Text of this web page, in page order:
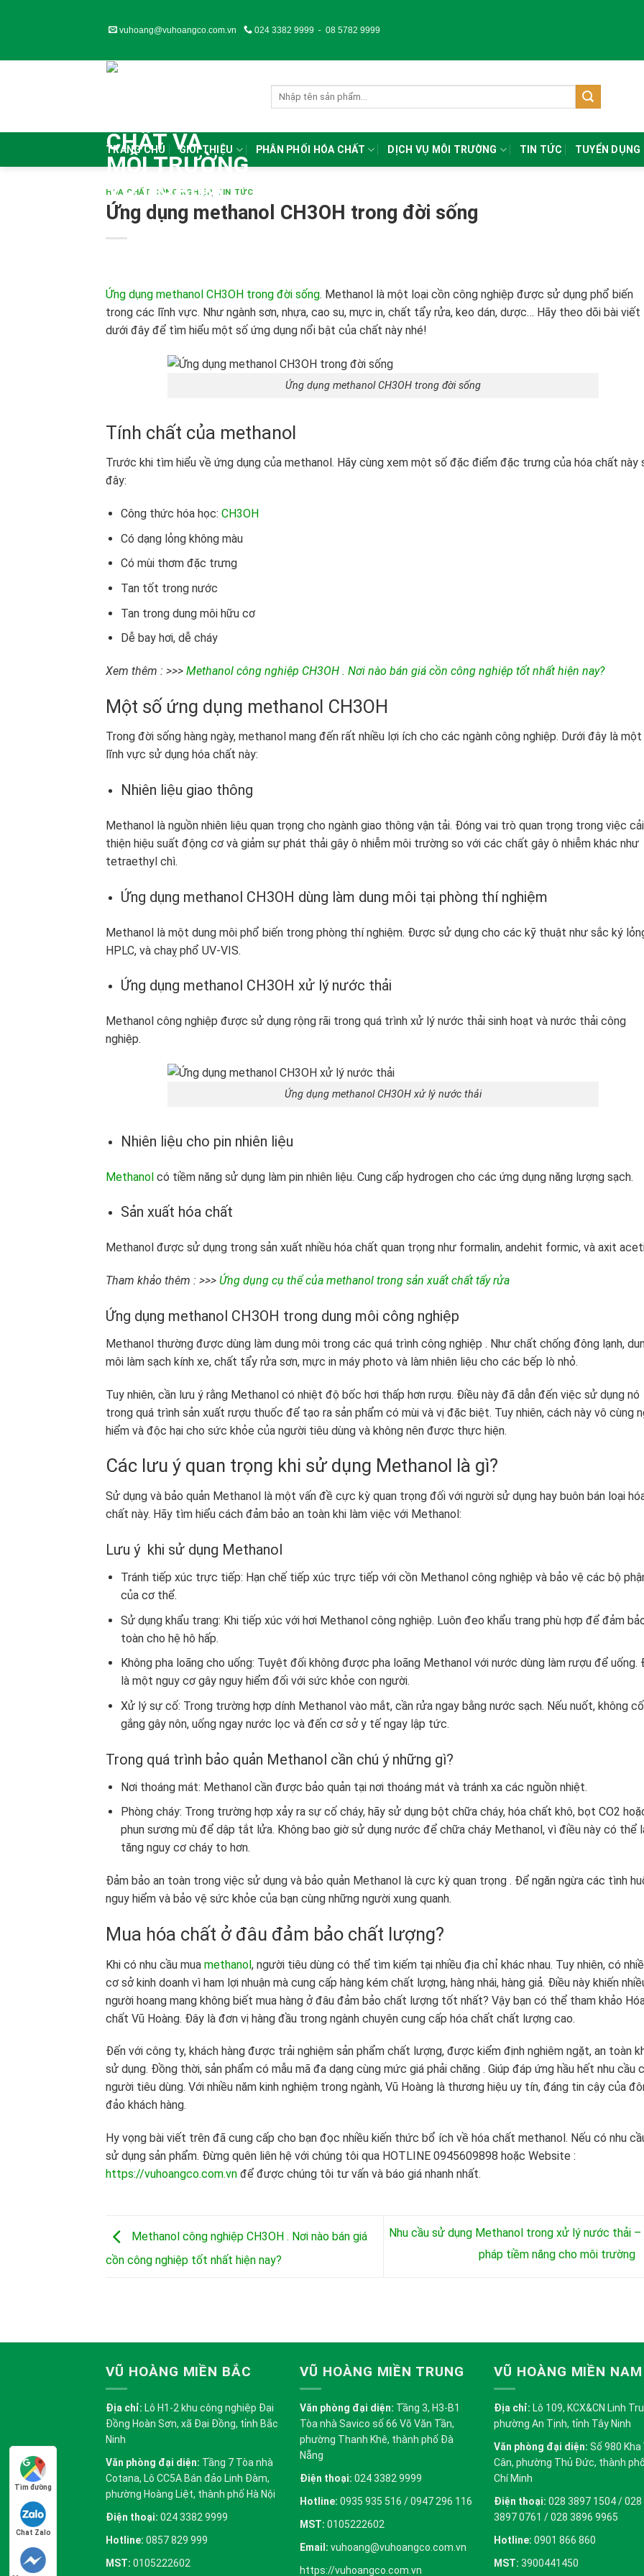
vuhoang@vuhoangco.com.vn 024 3382 9999 - 08 5782 9999
TRANG CHỦ GIỚI THIỆU PHÂN PHỐI HÓA CHẤT DỊCH VỤ MÔI TRƯỜNG TIN TỨC TUYỂN DỤNG
HÓA CHẤT CÔNG NGHIỆP, TIN TỨC
Ứng dụng methanol CH3OH trong đời sống
Ứng dụng methanol CH3OH trong đời sống. Methanol là một loại cồn công nghiệp được sử dụng phổ biến
trong các lĩnh vực. Như ngành sơn, nhựa, cao su, mực in, chất tẩy rửa, keo dán, dược… Hãy theo dõi bài viết
dưới đây để tìm hiểu một số ứng dụng nổi bật của chất này nhé!
Ứng dụng methanol CH3OH trong đời sống
Tính chất của methanol
Trước khi tìm hiểu về ứng dụng của methanol. Hãy cùng xem một số đặc điểm đặc trưng của hóa chất này
đây:
Công thức hóa học: CH3OH
Có dạng lỏng không màu
Có mùi thơm đặc trưng
Tan tốt trong nước
Tan trong dung môi hữu cơ
Dễ bay hơi, dễ cháy
Xem thêm : >>> Methanol công nghiệp CH3OH . Nơi nào bán giá cồn công nghiệp tốt nhất hiện nay?
Một số ứng dụng methanol CH3OH
Trong đời sống hàng ngày, methanol mang đến rất nhiều lợi ích cho các ngành công nghiệp. Dưới đây là một
lĩnh vực sử dụng hóa chất này:
Nhiên liệu giao thông
Methanol là nguồn nhiên liệu quan trọng cho ngành giao thông vận tải. Đóng vai trò quan trọng trong việc cải
thiện hiệu suất động cơ và giảm sự phát thải gây ô nhiễm môi trường so với các chất gây ô nhiễm khác như
tetraethyl chì.
Ứng dụng methanol CH3OH dùng làm dung môi tại phòng thí nghiệm
Methanol là một dung môi phổ biến trong phòng thí nghiệm. Được sử dụng cho các kỹ thuật như sắc ký
HPLC, và chaỵ phổ UV-VIS.
Ứng dụng methanol CH3OH xử lý nước thải
Methanol công nghiệp được sử dụng rộng rãi trong quá trình xử lý nước thải sinh hoạt và nước thải công
nghiệp.
Ứng dụng methanol CH3OH xử lý nước thải
Nhiên liệu cho pin nhiên liệu
Methanol có tiềm năng sử dụng làm pin nhiên liệu. Cung cấp hydrogen cho các ứng dụng năng lượng sạch.
Sản xuất hóa chất
Methanol được sử dụng trong sản xuất nhiều hóa chất quan trọng như formalin, andehit formic, và axit
Tham khảo thêm : >>> Ứng dụng cụ thể của methanol trong sản xuất chất tẩy rửa
Ứng dụng methanol CH3OH trong dung môi công nghiệp
Methanol thường được dùng làm dung môi trong các quá trình công nghiệp . Như chất chống đông lạnh,
môi làm sạch kính xe, chất tẩy rửa sơn, mực in máy photo và làm nhiên liệu cho các bếp lò nhỏ.
Tuy nhiên, cần lưu ý rằng Methanol có nhiệt độ bốc hơi thấp hơn rượu. Điều này đã dẫn đến việc sử dụng nó
trong quá trình sản xuất rượu thuốc để tạo ra sản phẩm có mùi và vị đặc biệt. Tuy nhiên, cách này vô cùng
hiểm và độc hại cho sức khỏe của người tiêu dùng và không nên được thực hiện.
Các lưu ý quan trọng khi sử dụng Methanol là gì?
Sử dụng và bảo quản Methanol là một vấn đề cực kỳ quan trọng đối với người sử dụng hay buôn bán loại
chất này. Hãy tìm hiểu cách đảm bảo an toàn khi làm việc với Methanol:
Lưu ý khi sử dụng Methanol
Tránh tiếp xúc trực tiếp: Hạn chế tiếp xúc trực tiếp với cồn Methanol công nghiệp và bảo vệ các bộ
của cơ thể.
Sử dụng khẩu trang: Khi tiếp xúc với hơi Methanol công nghiệp. Luôn đeo khẩu trang phù hợp để đảm
toàn cho hệ hô hấp.
Không pha loãng cho uống: Tuyệt đối không được pha loãng Methanol với nước dùng làm rượu để uống.
là một nguy cơ gây nguy hiểm đối với sức khỏe con người.
Xử lý sự cố: Trong trường hợp dính Methanol vào mắt, cần rửa ngay bằng nước sạch. Nếu nuốt, không cố
gắng gây nôn, uống ngay nước lọc và đến cơ sở y tế ngay lập tức.
Trong quá trình bảo quản Methanol cần chú ý những gì?
Nơi thoáng mát: Methanol cần được bảo quản tại nơi thoáng mát và tránh xa các nguồn nhiệt.
Phòng cháy: Trong trường hợp xảy ra sự cố cháy, hãy sử dụng bột chữa cháy, hóa chất khô, bọt CO2
phun sương mù để dập tắt lửa. Không bao giờ sử dụng nước để chữa cháy Methanol, vì điều này có thể
tăng nguy cơ cháy to hơn.
Đảm bảo an toàn trong việc sử dụng và bảo quản Methanol là cực kỳ quan trọng . Để ngăn ngừa các tình
nguy hiểm và bảo vệ sức khỏe của bạn cùng những người xung quanh.
Mua hóa chất ở đâu đảm bảo chất lượng?
Khi có nhu cầu mua methanol, người tiêu dùng có thể tìm kiếm tại nhiều địa chỉ khác nhau. Tuy nhiên, có
cơ sở kinh doanh vì ham lợi nhuận mà cung cấp hàng kém chất lượng, hàng nhái, hàng giả. Điều này khiến
người hoang mang không biết mua hàng ở đâu đảm bảo chất lượng tốt nhất? Vậy bạn có thể tham khảo
chất Vũ Hoàng. Đây là đơn vị hàng đầu trong ngành chuyên cung cấp hóa chất chất lượng cao.
Đến với công ty, khách hàng được trải nghiệm sản phẩm chất lượng, được kiểm định nghiêm ngặt, an toàn
sử dụng. Đồng thời, sản phẩm có mẫu mã đa dạng cùng mức giá phải chăng . Giúp đáp ứng hầu hết nhu cầu
người tiêu dùng. Với nhiều năm kinh nghiệm trong ngành, Vũ Hoàng là thương hiệu uy tín, đáng tin cậy của
đảo khách hàng.
Hy vọng bài viết trên đã cung cấp cho bạn đọc nhiều kiến thức bổ ích về hóa chất methanol. Nếu có nhu
sử dụng sản phẩm. Đừng quên liên hệ với chúng tôi qua HOTLINE 0945609898 hoặc Website :
https://vuhoangco.com.vn để được chúng tôi tư vấn và báo giá nhanh nhất.
Methanol công nghiệp CH3OH . Nơi nào bán giá
cồn công nghiệp tốt nhất hiện nay?
Nhu cầu sử dụng Methanol trong xử lý nước thải –
pháp tiềm năng cho môi trường
VŨ HOÀNG MIỀN BẮC
Địa chỉ: Lô H1-2 khu công nghiệp Đại
Đồng Hoàn Sơn, xã Đại Đồng, tỉnh Bắc
Ninh
Văn phòng đại diện: Tầng 7 Tòa nhà
Cotana, Lô CC5A Bán đảo Linh Đàm,
phường Hoàng Liệt, thành phố Hà Nội
Điện thoại: 024 3382 9999
Hotline: 0857 829 999
MST: 0105222602
VŨ HOÀNG MIỀN TRUNG
Văn phòng đại diện: Tầng 3, H3-B1
Tòa nhà Savico số 66 Võ Văn Tần,
phường Thanh Khê, thành phố Đà
Nẵng
Điện thoại: 024 3382 9999
Hotline: 0935 935 516 / 0947 296 116
MST: 0105222602
Email: vuhoang@vuhoangco.com.vn
https://vuhoangco.com.vn
VŨ HOÀNG MIỀN NAM
Địa chỉ: Lô 109, KCX&CN Linh
phường An Tịnh, tỉnh Tây Ninh
Văn phòng đại diện: Số 980 Kha
Cân, phường Thủ Đức, thành
Chí Minh
Điện thoại: 028 3897 1504 / 028
3897 0761 / 028 3896 9965
Hotline: 0901 866 860
MST: 3900441450
Tìm đường
Chat Zalo